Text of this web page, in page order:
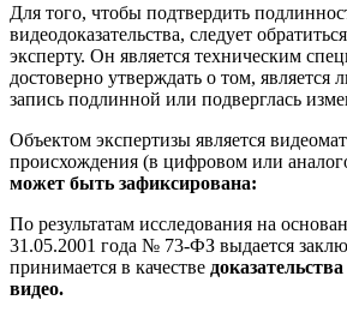
Для того, чтобы подтвердить
видеодоказательства, следует
эксперту. Он является техническим
достоверно утверждать о том, является
запись подлинной или подверглась
Объектом экспертизы является
происхождения (в цифровом или
может быть зафиксирована:
По результатам исследования на
31.05.2001 года № 73-ФЗ выдается
принимается в качестве
видео.